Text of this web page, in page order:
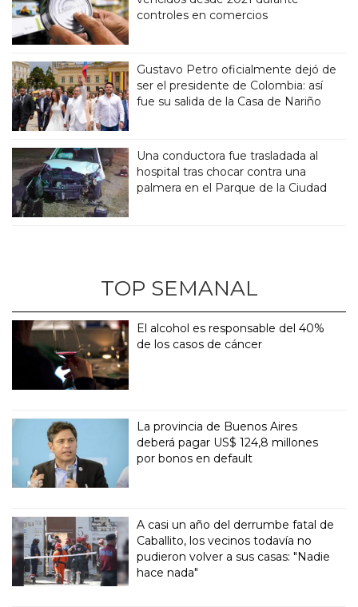
controles en comercios
Gustavo Petro oficialmente dejó de
ser el presidente de Colombia: así
fue su salida de la Casa de Nariño
Una conductora fue trasladada al
hospital tras chocar contra una
palmera en el Parque de la Ciudad
TOP SEMANAL
El alcohol es responsable del 40%
de los casos de cáncer
La provincia de Buenos Aires
deberá pagar US$ 124,8 millones
por bonos en default
A casi un año del derrumbe fatal de
Caballito, los vecinos todavía no
pudieron volver a sus casas: "Nadie
hace nada"